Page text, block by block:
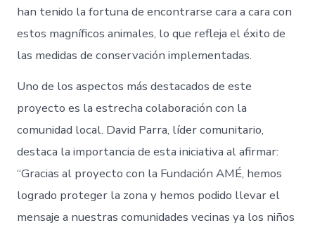
han tenido la fortuna de encontrarse cara a cara con
estos magníficos animales, lo que refleja el éxito de
las medidas de conservación implementadas.
Uno de los aspectos más destacados de este
proyecto es la estrecha colaboración con la
comunidad local. David Parra, líder comunitario,
destaca la importancia de esta iniciativa al afirmar:
“Gracias al proyecto con la Fundación AMÉ, hemos
logrado proteger la zona y hemos podido llevar el
mensaje a nuestras comunidades vecinas ya los niños